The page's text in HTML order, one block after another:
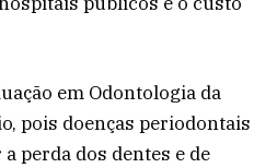
em Odontologia da
pois doenças periodontais
perda dos dentes e de